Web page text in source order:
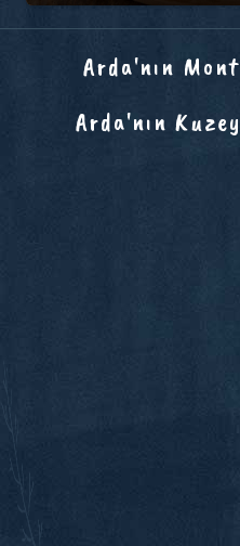
Arda'nın
Arda'nın